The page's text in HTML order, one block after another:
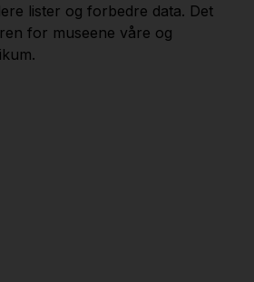
lister og forbedre data. Det
for museene våre og